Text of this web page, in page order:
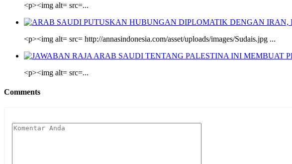
<p><img alt= src=...
<p><img alt= src= http://annasindonesia.com/asset/uploads/images/Sudais.jpg ...
<p><img alt= src=...
Comments